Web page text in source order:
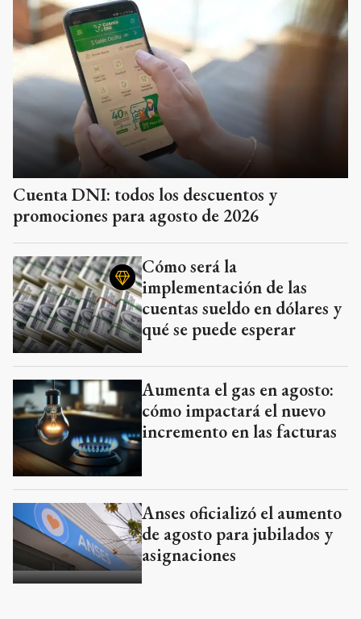
Cuenta DNI: todos los descuentos y
promociones para agosto de 2026
Cómo será la
implementación de las
cuentas sueldo en dólares y
qué se puede esperar
Aumenta el gas en agosto:
cómo impactará el nuevo
incremento en las facturas
Anses oficializó el aumento
de agosto para jubilados y
asignaciones